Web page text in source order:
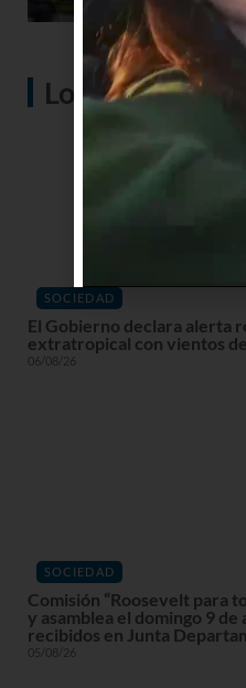
Lo más visto
SOCIEDAD
El Gobierno declara alerta
extratropical con vientos
06/08/26
SOCIEDAD
Comisión “Roosevelt para
y asamblea el domingo 9
recibidos en Junta
05/08/26